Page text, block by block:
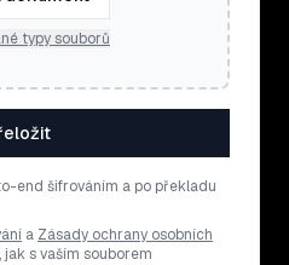
typy souborů
end šifrováním a po překladu
a Zásady ochrany osobních
s vaším souborem